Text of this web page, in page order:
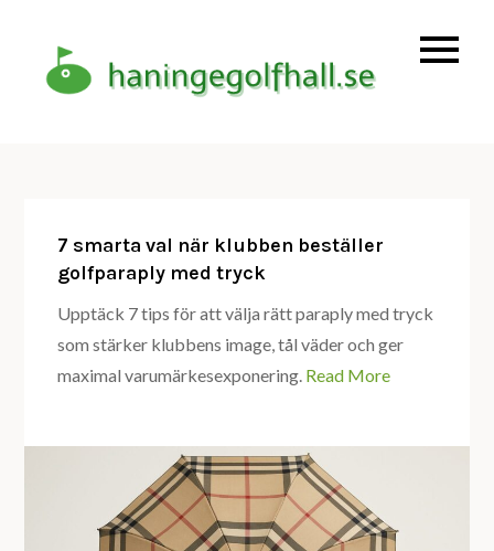
content
7 smarta val när klubben beställer
golfparaply med tryck
Upptäck 7 tips för att välja rätt paraply med tryck
som stärker klubbens image, tål väder och ger
maximal varumärkesexponering. Read More